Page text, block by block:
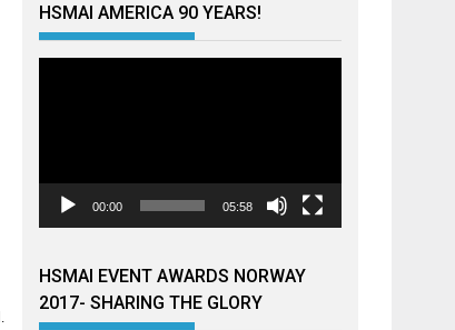
HSMAI AMERICA 90 YEARS!
00:00 05:58
HSMAI EVENT AWARDS NORWAY
2017- SHARING THE GLORY